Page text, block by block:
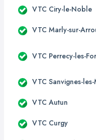
VTC Ciry-le-Noble
VTC Marly-sur-
VTC Perrecy-les-
VTC Sanvignes-
VTC Autun
VTC Curgy